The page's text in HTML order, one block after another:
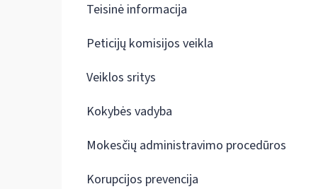
Teisinė informacija
Peticijų komisijos veikla
Veiklos sritys
Kokybės vadyba
Mokesčių administravimo procedūros
Korupcijos prevencija